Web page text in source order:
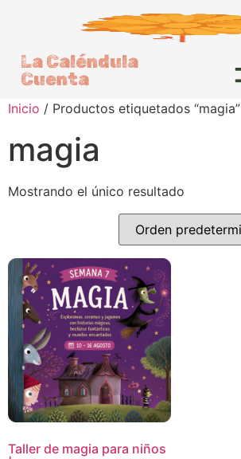
La Caléndula
Cuenta
Inicio / Productos etiquetados “magia”
magia
Mostrando el único resultado
Taller de magia para niños